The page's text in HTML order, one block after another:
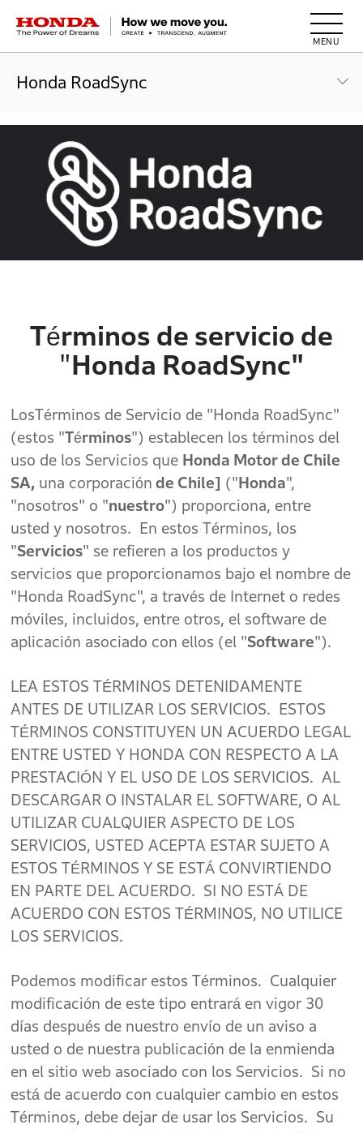
HONDA The Power of Dreams
Honda RoadSync
Términos de servicio de
"Honda RoadSync"
LosTérminos de Servicio de "Honda RoadSync"
(estos "Términos") establecen los términos del
uso de los Servicios que Honda Motor de Chile
SA, una corporación de Chile] (" Honda",
"nosotros" o "nuestro") proporciona, entre
usted y nosotros. En estos Términos, los
"Servicios" se refieren a los productos y
servicios que proporcionamos bajo el nombre de
"Honda RoadSync", a través de Internet o redes
móviles, incluidos, entre otros, el software de
aplicación asociado con ellos (el "Software").
LEA ESTOS TÉRMINOS DETENIDAMENTE
ANTES DE UTILIZAR LOS SERVICIOS. ESTOS
TÉRMINOS CONSTITUYEN UN ACUERDO LEGAL
ENTRE USTED Y HONDA CON RESPECTO A LA
PRESTACIÓN Y EL USO DE LOS SERVICIOS. AL
DESCARGAR O INSTALAR EL SOFTWARE, O AL
UTILIZAR CUALQUIER ASPECTO DE LOS
SERVICIOS, USTED ACEPTA ESTAR SUJETO A
ESTOS TÉRMINOS Y SE ESTÁ CONVIRTIENDO
EN PARTE DEL ACUERDO. SI NO ESTÁ DE
ACUERDO CON ESTOS TÉRMINOS, NO UTILICE
LOS SERVICIOS.
Podemos modificar estos Términos. Cualquier
modificación de este tipo entrará en vigor 30
días después de nuestro envío de un aviso a
usted o de nuestra publicación de la enmienda
en el sitio web asociado con los Servicios. Si no
está de acuerdo con cualquier cambio en estos
Términos, debe dejar de usar los Servicios. Su